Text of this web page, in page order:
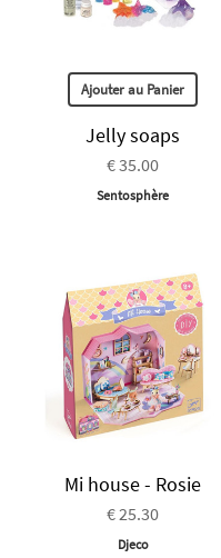
Ajouter au Panier
Jelly soaps
€ 35.00
Sentosphère
Mi house - Rosie
€ 25.30
Djeco